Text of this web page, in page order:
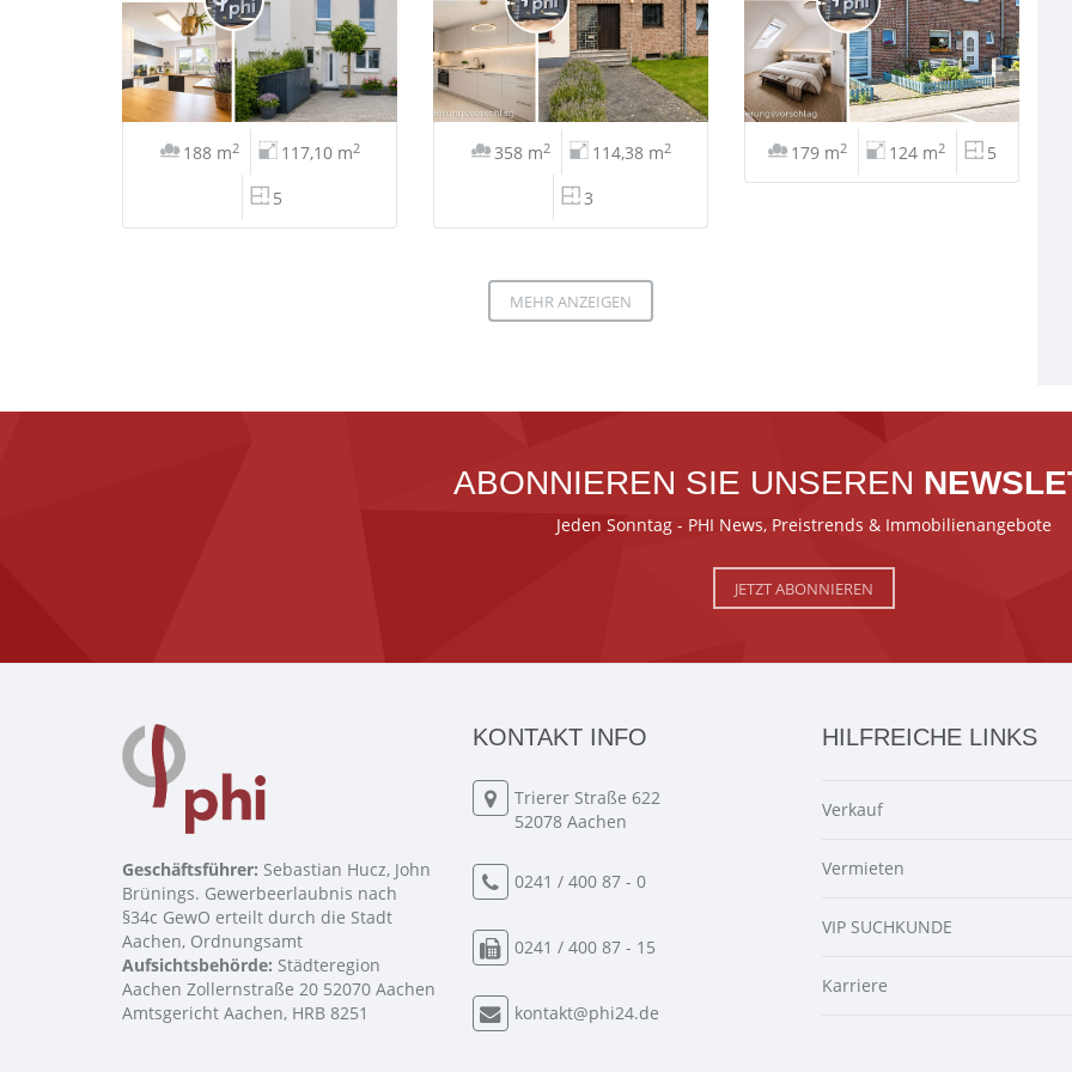
188 m2 117,10 m2
5
358 m2 114,38 m2
3
179 m2 124 m2 5
MEHR ANZEIGEN
ABONNIEREN SIE UNSEREN
Jeden Sonntag - PHI News, Preistrends & Immobilienangebote
JETZT ABONNIEREN
Geschäftsführer: Sebastian Hucz, John
Brünings. Gewerbeerlaubnis nach
§34c GewO erteilt durch die Stadt
Aachen, Ordnungsamt
Aufsichtsbehörde: Städteregion
Aachen Zollernstraße 20 52070 Aachen
Amtsgericht Aachen, HRB 8251
KONTAKT INFO
Trierer Straße 622
52078 Aachen
0241 / 400 87 - 0
0241 / 400 87 - 15
kontakt@phi24.de
HILFREICHE LINKS
Verkauf
Vermieten
VIP SUCHKUNDE
Karriere